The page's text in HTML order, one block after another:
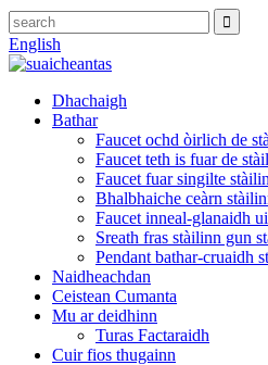
English
Dhachaigh
Bathar
Faucet ochd òirlich de
Faucet teth is fuar de
Faucet fuar singilte
Bhalbhaiche ceàrn
Faucet inneal-glanaidh
Sreath fras stàilinn gun
Pendant bathar-cruaidh
Naidheachdan
Ceistean Cumanta
Mu ar deidhinn
Turas Factaraidh
Cuir fios thugainn